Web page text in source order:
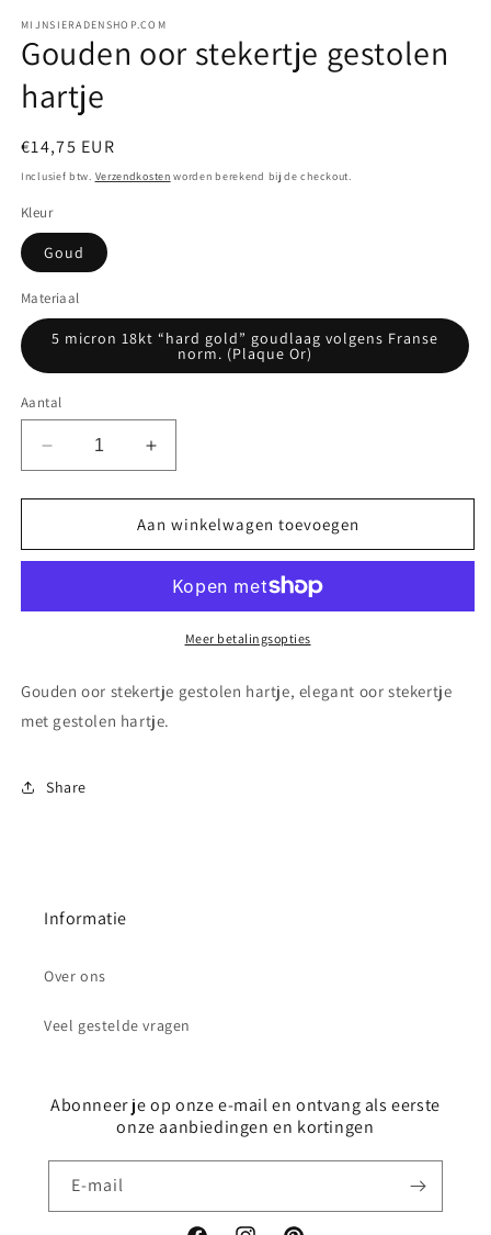
MIJNSIERADENSHOP.COM
Gouden oor stekertje gestolen
hartje
Normale
prijs
€14,75 EUR
Inclusief btw. Verzendkosten worden berekend bij de checkout.
Kleur
Goud
Materiaal
5 micron 18kt “hard gold” goudlaag volgens Franse
norm. (Plaque Or)
Aantal
Aantal
verlagen
voor
oor
hartje
Aantal
verhogen
voor
Gouden
oor
gestolen
hartje
Aan winkelwagen toevoegen
Meer betalingsopties
Gouden oor stekertje gestolen hartje, elegant oor stekertje
met gestolen hartje.
Share
Informatie
Over ons
Veel gestelde vragen
Abonneer je op onze e-mail en ontvang als eerste
onze aanbiedingen en kortingen
E‑mail